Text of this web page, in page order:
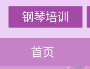
钢琴培训
首页